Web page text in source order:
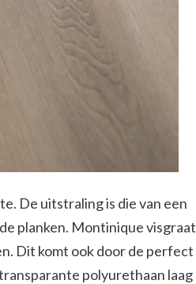
De uitstraling is die van een
planken. Montinique visgraat
Dit komt ook door de perfect
polyurethaan laag